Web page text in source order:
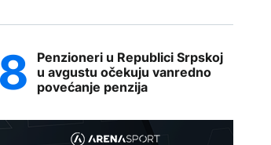
Penzioneri u Republici Srpskoj
u avgustu očekuju vanredno
povećanje penzija